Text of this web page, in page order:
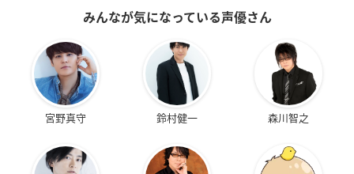
みんなが気になっている声優さん
宮野真守 鈴村健一 森川智之